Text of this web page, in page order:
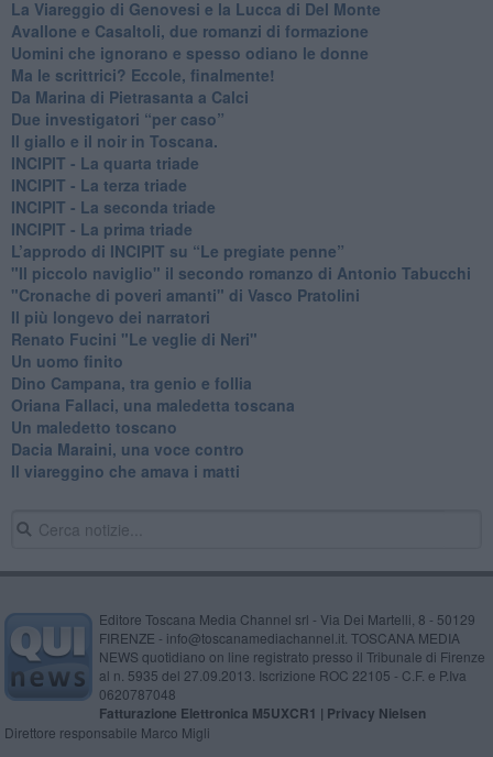
La Viareggio di Genovesi e la Lucca di Del Monte
Avallone e Casaltoli, due romanzi di formazione
​Uomini che ignorano e spesso odiano le donne
Ma le scrittrici? Eccole, finalmente!
Da Marina di Pietrasanta a Calci
​Due investigatori “per caso”
​Il giallo e il noir in Toscana.
INCIPIT - La quarta triade
INCIPIT - La terza triade
INCIPIT - La seconda triade
INCIPIT - La prima triade
L’approdo di INCIPIT su “Le pregiate penne”
​"Il piccolo naviglio" il secondo romanzo di Antonio Tabucchi
​"Cronache di poveri amanti" di Vasco Pratolini
​Il più longevo dei narratori
Renato Fucini "Le veglie di Neri"
Un uomo finito
​Dino Campana, tra genio e follia
​Oriana Fallaci, una maledetta toscana
​Un maledetto toscano
​Dacia Maraini, una voce contro
​Il viareggino che amava i matti
Editore Toscana Media Channel srl - Via Dei Martelli, 8 - 50129
FIRENZE - info@toscanamediachannel.it. TOSCANA MEDIA
NEWS quotidiano on line registrato presso il Tribunale di Firenze
al n. 5935 del 27.09.2013. Iscrizione ROC 22105 - C.F. e P.Iva
0620787048
Fatturazione Elettronica M5UXCR1 | Privacy Nielsen
Direttore responsabile Marco Migli